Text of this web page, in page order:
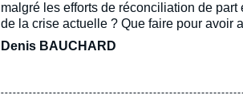
malgré les efforts de réconciliation de
de la crise actuelle ? Que faire pour avoir
Denis BAUCHARD